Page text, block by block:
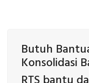
Butuh
Konsolidasi